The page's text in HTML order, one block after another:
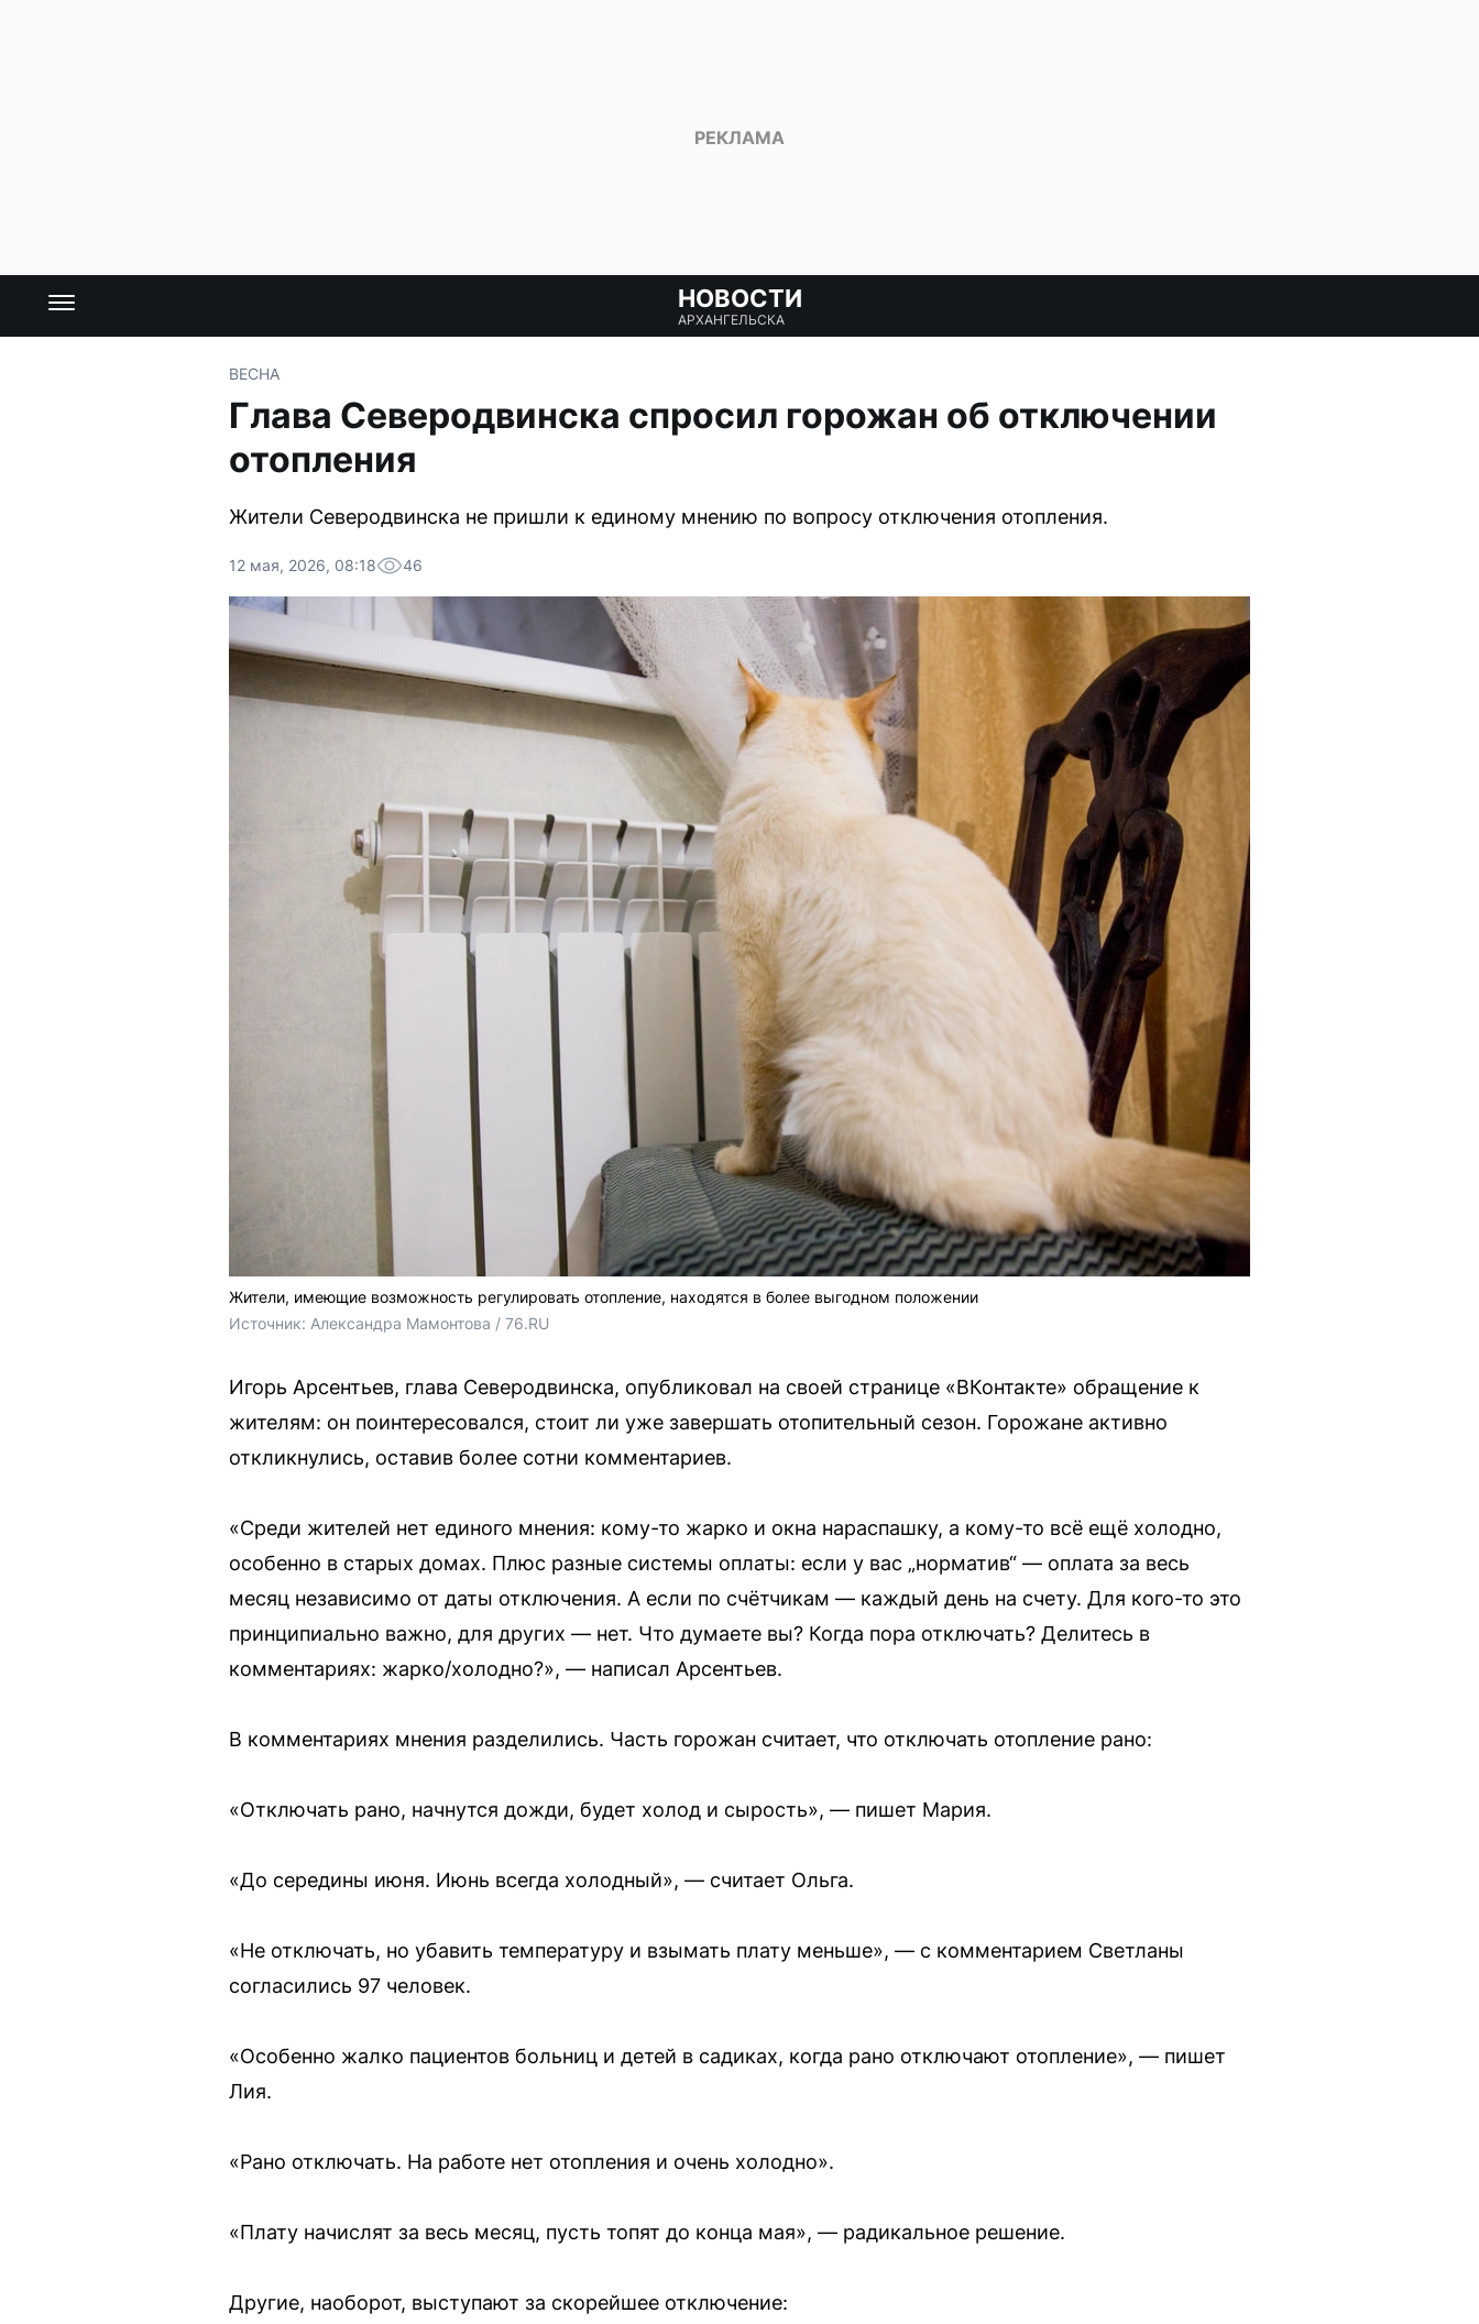
НОВОСТИ
АРХАНГЕЛЬСКА
ВЕСНА
Глава Северодвинска спросил горожан об отключении
отопления
Жители Северодвинска не пришли к единому мнению по вопросу отключения отопления.
12 мая, 2026, 08:18 46
Жители, имеющие возможность регулировать отопление, находятся в более выгодном положении
Источник: Александра Мамонтова / 76.RU
Игорь Арсентьев, глава Северодвинска, опубликовал на своей странице «ВКонтакте» обращение к
жителям: он поинтересовался, стоит ли уже завершать отопительный сезон. Горожане активно
откликнулись, оставив более сотни комментариев.
«Среди жителей нет единого мнения: кому-то жарко и окна нараспашку, а кому-то всё ещё холодно,
особенно в старых домах. Плюс разные системы оплаты: если у вас „норматив“ — оплата за весь
месяц независимо от даты отключения. А если по счётчикам — каждый день на счету. Для кого-то это
принципиально важно, для других — нет. Что думаете вы? Когда пора отключать? Делитесь в
комментариях: жарко/холодно?», — написал Арсентьев.
В комментариях мнения разделились. Часть горожан считает, что отключать отопление рано:
«Отключать рано, начнутся дожди, будет холод и сырость», — пишет Мария.
«До середины июня. Июнь всегда холодный», — считает Ольга.
«Не отключать, но убавить температуру и взымать плату меньше», — с комментарием Светланы
согласились 97 человек.
«Особенно жалко пациентов больниц и детей в садиках, когда рано отключают отопление», — пишет
Лия.
«Рано отключать. На работе нет отопления и очень холодно».
«Плату начислят за весь месяц, пусть топят до конца мая», — радикальное решение.
Другие, наоборот, выступают за скорейшее отключение: